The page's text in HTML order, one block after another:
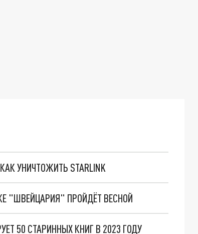
УНИЧТОЖИТЬ STARLINK
"ШВЕЙЦАРИЯ" ПРОЙДЁТ ВЕСНОЙ
50 СТАРИННЫХ КНИГ В 2023 ГОДУ